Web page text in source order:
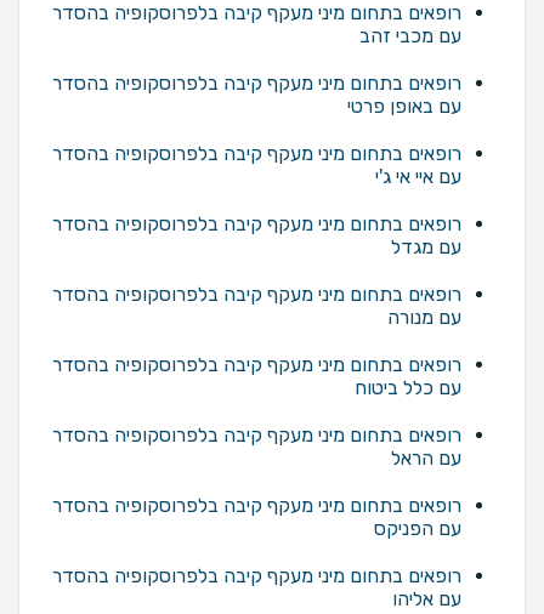
רופאים בתחום מיני מעקף קיבה בלפרוסקופיה בהסדר
עם מכבי זהב
רופאים בתחום מיני מעקף קיבה בלפרוסקופיה בהסדר
עם באופן פרטי
רופאים בתחום מיני מעקף קיבה בלפרוסקופיה בהסדר
עם איי אי ג'י
רופאים בתחום מיני מעקף קיבה בלפרוסקופיה בהסדר
עם מגדל
רופאים בתחום מיני מעקף קיבה בלפרוסקופיה בהסדר
עם מנורה
רופאים בתחום מיני מעקף קיבה בלפרוסקופיה בהסדר
עם כלל ביטוח
רופאים בתחום מיני מעקף קיבה בלפרוסקופיה בהסדר
עם הראל
רופאים בתחום מיני מעקף קיבה בלפרוסקופיה בהסדר
עם הפניקס
רופאים בתחום מיני מעקף קיבה בלפרוסקופיה בהסדר
עם אליהו